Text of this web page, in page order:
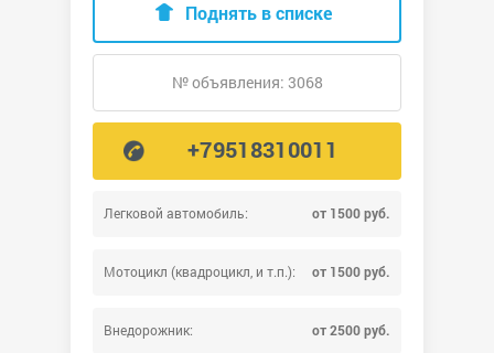
Легковой автомобиль: от 1500 руб.
Мотоцикл (квадроцикл, и т.п.): от 1500 руб.
Внедорожник: от 2500 руб.
Поднять в списке
№ объявления: 3068
+79518310011